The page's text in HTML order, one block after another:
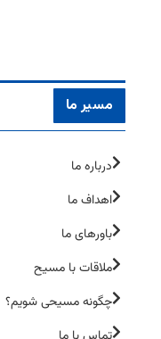
مسیر ما
درباره ما
اهداف ما
باورهای ما
ملاقات با مسیح
چگونه مسیحی شویم؟